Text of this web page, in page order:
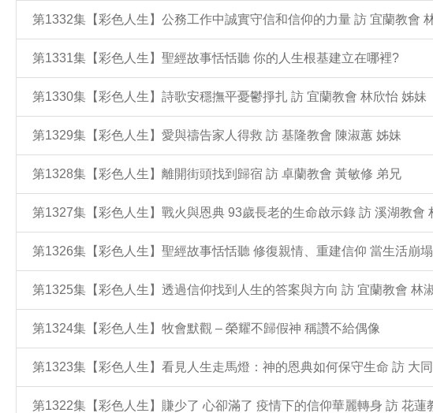
第1332集【彩色人生】公務工作中誠實守信和信仰的力量 訪 宜蘭教會
第1331集【彩色人生】聖經故事恬恬聽 你的人生根基建立在哪裡?
第1330集【彩色人生】詩歌安穩撫平憂鬱掙扎 訪 宜蘭教會 林欣怡 姊妹
第1329集【彩色人生】愛與禱告家人得救 訪 基隆教會 陳淑蕙 姊妹
第1328集【彩色人生】離開街頭找到歸宿 訪 卓蘭教會 黃敏修 弟兄
第1327集【彩色人生】戰火與恩典 93歲長老的生命啟示錄 訪 溪湖教會
第1326集【彩色人生】聖經故事恬恬聽 修復親情、重建信仰 當生活崩
第1325集【彩色人生】透過信仰找到人生的答案與方向 訪 宜蘭教會 林
第1324集【彩色人生】牧會默觀 – 榮耀不歸假神 稱讚不給偶像
第1323集【彩色人生】看見人生走馬燈：神的恩典如何保守生命 訪 大
第1322集【彩色人生】賺少了 心卻滿了 疫情下的信仰華麗轉身 訪 花蓮